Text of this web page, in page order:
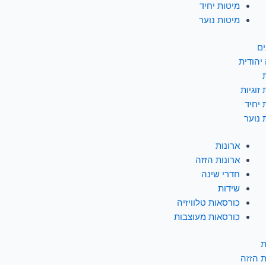
מיטות יחיד
מיטות נוער
יחיד
נוער
ארונות
ארונות הזזה
חדרי שינה
שידות
כורסאות טלוויזיה
כורסאות מעוצבות
הזזה